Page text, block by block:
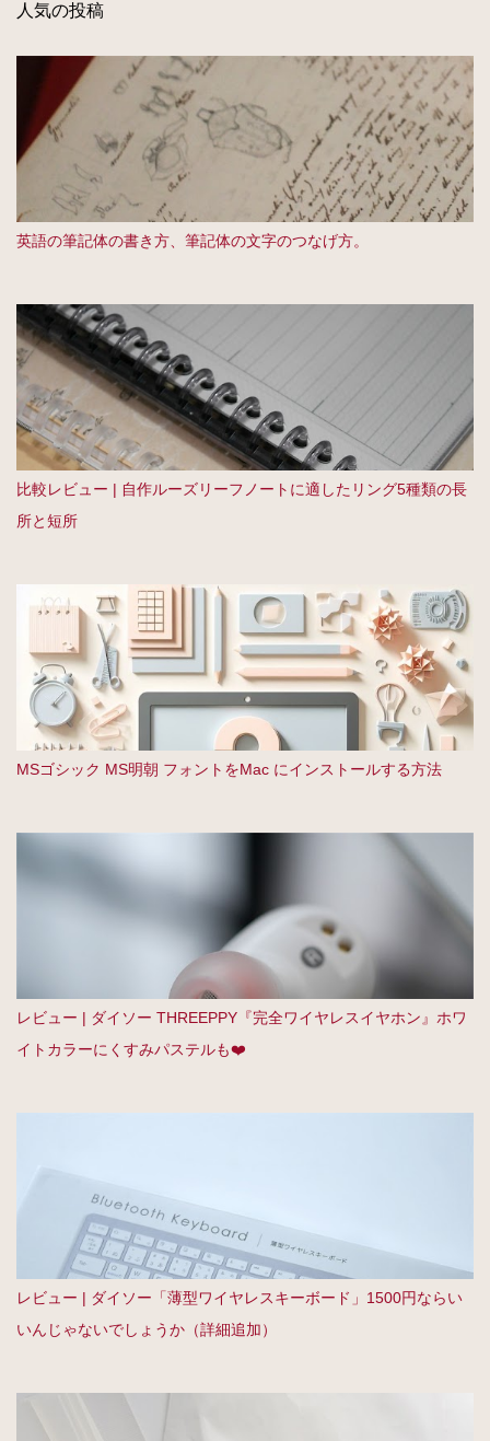
人気の投稿
英語の筆記体の書き方、筆記体の文字のつなげ方。
比較レビュー | 自作ルーズリーフノートに適したリング5種類の長
所と短所
MSゴシック MS明朝 フォントをMac にインストールする方法
レビュー | ダイソー THREEPPY『完全ワイヤレスイヤホン』ホワ
イトカラーにくすみパステルも❤️
レビュー | ダイソー「薄型ワイヤレスキーボード」1500円ならい
いんじゃないでしょうか（詳細追加）